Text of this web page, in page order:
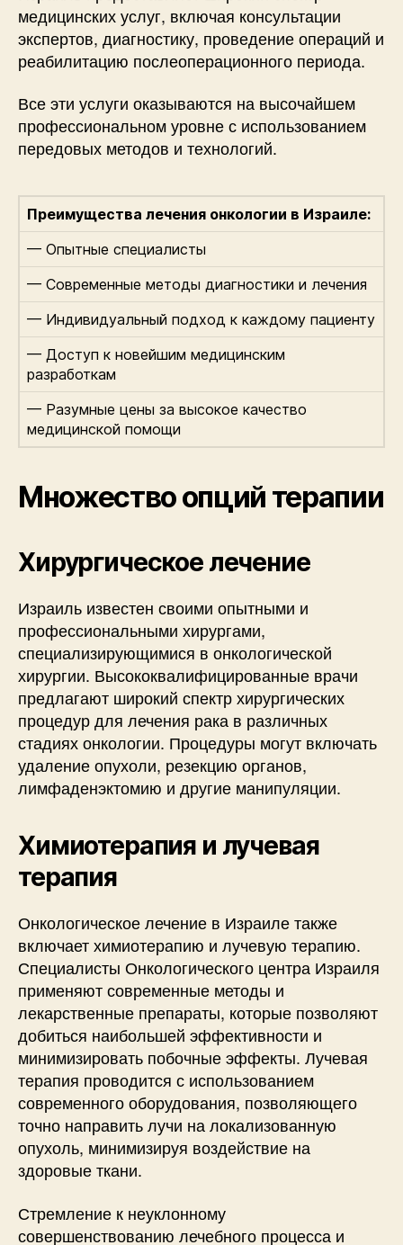
медицинских услуг, включая консультации
экспертов, диагностику, проведение операций и
реабилитацию послеоперационного периода.
Все эти услуги оказываются на высочайшем
профессиональном уровне с использованием
передовых методов и технологий.
Преимущества лечения онкологии в Израиле:
— Опытные специалисты
— Современные методы диагностики и лечения
— Индивидуальный подход к каждому пациенту
— Доступ к новейшим медицинским
разработкам
— Разумные цены за высокое качество
медицинской помощи
Множество опций терапии
Хирургическое лечение
Израиль известен своими опытными и
профессиональными хирургами,
специализирующимися в онкологической
хирургии. Высококвалифицированные врачи
предлагают широкий спектр хирургических
процедур для лечения рака в различных
стадиях онкологии. Процедуры могут включать
удаление опухоли, резекцию органов,
лимфаденэктомию и другие манипуляции.
Химиотерапия и лучевая
терапия
Онкологическое лечение в Израиле также
включает химиотерапию и лучевую терапию.
Специалисты Онкологического центра Израиля
применяют современные методы и
лекарственные препараты, которые позволяют
добиться наибольшей эффективности и
минимизировать побочные эффекты. Лучевая
терапия проводится с использованием
современного оборудования, позволяющего
точно направить лучи на локализованную
опухоль, минимизируя воздействие на
здоровые ткани.
Стремление к неуклонному
совершенствованию лечебного процесса и